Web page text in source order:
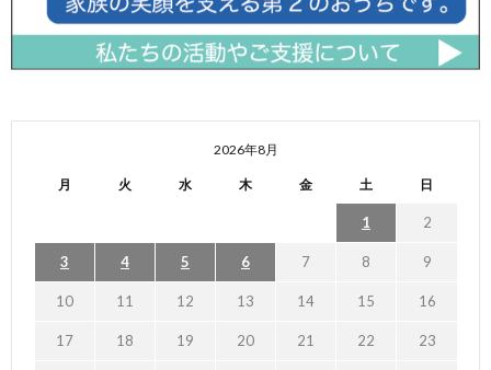
2026年8月
月 火 水 木 金 土 日
1 2
3 4 5 6 7 8 9
10 11 12 13 14 15 16
17 18 19 20 21 22 23